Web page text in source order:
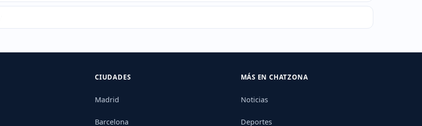
CIUDADES
Madrid
Barcelona
MÁS EN CHATZONA
Noticias
Deportes